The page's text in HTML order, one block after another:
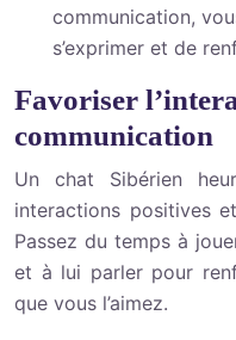
communication,
s’exprimer et de
Favoriser
communication
Un chat Sibérien
interactions positives
Passez du temps à
et à lui parler pour
que vous l’aimez.